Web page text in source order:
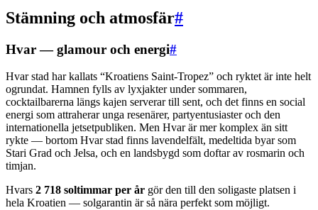
Stämning och atmosfär#
Hvar — glamour och energi#
Hvar stad har kallats “Kroatiens Saint-Tropez” och ryktet är inte helt
ogrundat. Hamnen fylls av lyxjakter under sommaren,
cocktailbarerna längs kajen serverar till sent, och det finns en social
energi som attraherar unga resenärer, partyentusiaster och den
internationella jetsetpubliken. Men Hvar är mer komplex än sitt
rykte — bortom Hvar stad finns lavendelfält, medeltida byar som
Stari Grad och Jelsa, och en landsbygd som doftar av rosmarin och
timjan.
Hvars 2 718 soltimmar per år gör den till den soligaste platsen i
hela Kroatien — solgarantin är så nära perfekt som möjligt.